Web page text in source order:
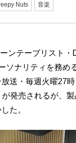
Nuts 音楽
ンテーブリスト・
ソナリティを務め
送・毎週火曜27
発売されるが、
た。